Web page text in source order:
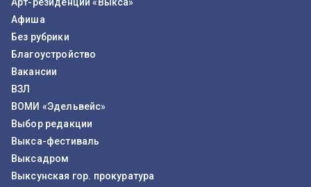
Афиша
Без рубрики
Благоустройство
Вакансии
ВЗЛ
ВОМИ «Эдельвейс»
Выбор редакции
Выкса-фестиваль
Выксадром
Выксунская гор. прокуратура